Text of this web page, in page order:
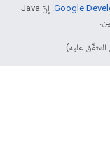
. إنّ Java